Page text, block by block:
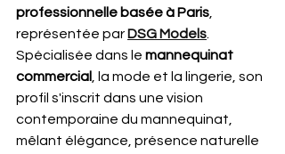
professionnelle basée à Paris,
représentée par DSG Models.
Spécialisée dans le mannequinat
commercial , la mode et la lingerie, son
profil s'inscrit dans une vision
contemporaine du mannequinat,
mêlant élégance, présence naturelle